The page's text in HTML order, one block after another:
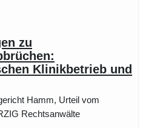
zu
Klinikbetrieb und
Hamm, Urteil vom
Rechtsanwälte